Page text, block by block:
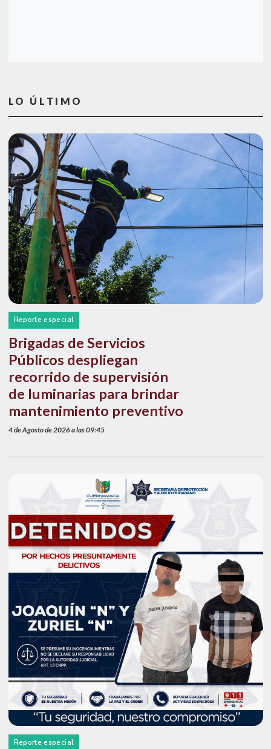
LO ÚLTIMO
Reporte especial
Brigadas de Servicios
Públicos despliegan
recorrido de supervisión
de luminarias para brindar
mantenimiento preventivo
4 de Agosto de 2026 a las 09:45
Reporte especial